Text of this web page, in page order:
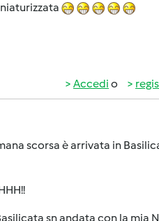
Accedi o
scorsa è arrivata in
sn andata con la mia